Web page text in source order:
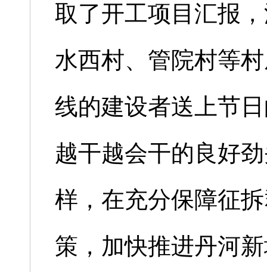
取了开工项目汇报
水西村、管院村等
线的建设者送上节
越干越会干的良好
样，在充分保障征
策，加快推进丹河